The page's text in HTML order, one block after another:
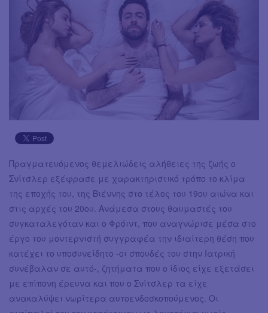
Πραγματευόμενος θεμελιώδεις αλήθειες της ζωής ο
Σνίτσλερ εξέφρασε με χαρακτηριστικό τρόπο το κλίμα
της εποχής του, της Βιέννης στο τέλος του 19ου αιώνα και
στις αρχές του 20ου. Ανάμεσα στους θαυμαστές του
συγκαταλεγόταν και ο Φρόιντ, που αναγνώρισε μέσα στο
έργο του μοντερνιστή συγγραφέα την ιδιαίτερη θέση που
κατέχει το υποσυνείδητο -οι σπουδές του στην Ιατρική
συνέβαλαν σε αυτό-, ζητήματα που ο ίδιος είχε εξετάσει
με επίπονη έρευνα και που ο Σνίτσλερ τα είχε
ανακαλύψει νωρίτερα αυτοενδοσκοπούμενος. Οι